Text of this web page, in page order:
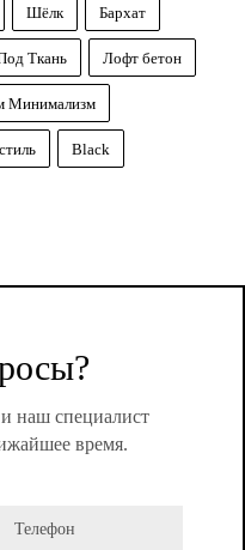
Шёлк Бархат
Ткань Лофт бетон
Минимализм
Black
наш специалист
время.